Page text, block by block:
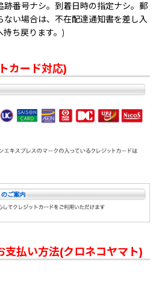
番号ナシ。到着日時の指定ナシ。郵
い場合は、不在配達通知書を差し入
ち戻ります。)
カード対応)
支払い方法(クロネコヤマト)